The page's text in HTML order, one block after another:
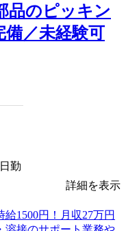
品のピッキン
備／未経験可
勤
詳細を表示